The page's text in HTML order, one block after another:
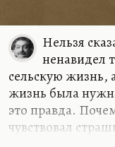
Нельзя
ненавидел
сельскую жизнь,
жизнь была
это правда.
чувствовал